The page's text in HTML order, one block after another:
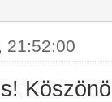
21:52:00